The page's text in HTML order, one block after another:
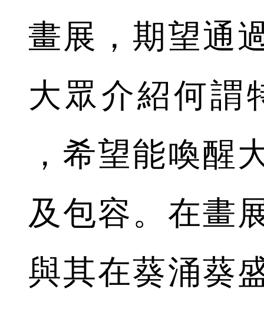
畫展，期望通
大眾介紹何謂
，希望能喚醒
及包容。在畫
與其在葵涌葵